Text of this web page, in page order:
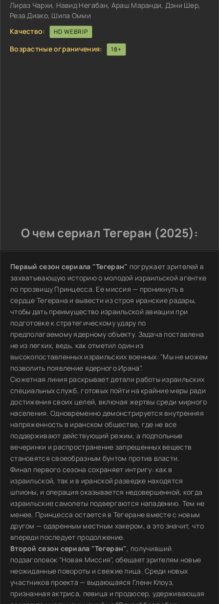
Лираз Чархи, Навид Негабан, Араш Маранди, Дэни Шер,
Реза Диако, Шила Омми
Качество:
HD WEBRIP
Возрастные ограничения: 18+
О чем сериал Тегеран (2025):
Первый сезон сериала "Тегеран" погружает зрителей в
захватывающую историю о молодой израильской агентке
по прозвищу Принцесса. Ее миссия — проникнуть в
сердце Тегерана и вывести из строя иранские радары,
чтобы дать преимущество израильской авиации при
подготовке к стратегическому удару по
предполагаемому ядерному объекту. Задача поставлена
не из легких, ведь, как отметил один из
высокопоставленных израильских военных: "Мы не можем
позволить появление ядерного Ирана".
Сюжетная линия раскрывает детали работы израильских
специальных служб, готовых пойти на крайние меры ради
достижения своих целей, включая жертвы среди мирного
населения. Одновременно демонстрируется внутренняя
напряженность в иранском обществе, где не все
поддерживают действующий режим, а подпольные
вечеринки и распространение запрещенных веществ
становятся своеобразным бунтом против власти.
Финал первого сезона сохраняет интригу: как в
израильской, так и в иранской разведке находятся
шпионы, и операция оказывается недовершенной, когда
израильские самолеты подвергаются нападению. Тем не
менее, Принцесса остается в Тегеране вместе с новым
другом — одаренным местным хакером, а это значит, что
впереди последует продолжение.
Второй сезон сериала "Тегеран", получивший
подзаголовок "Новая Миссия", обещает зрителям новые
неожиданные повороты и свежие лица. Среди новых
участников проекта — выдающаяся Гленн Клоуз,
признанная актриса, певица и продюсер, удерживающая